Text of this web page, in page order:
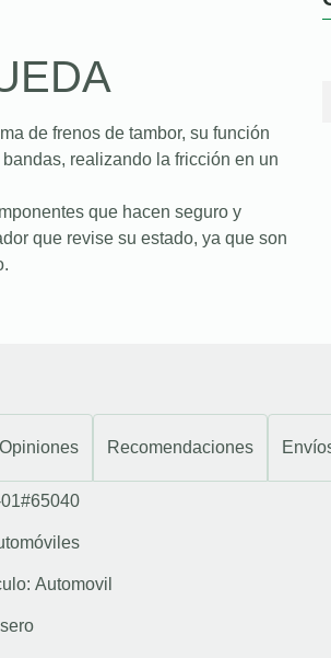
de frenos de tambor, su función
realizando la fricción en un
que hacen seguro y
que revise su estado, ya que son
Opiniones Recomendaciones
Automovil